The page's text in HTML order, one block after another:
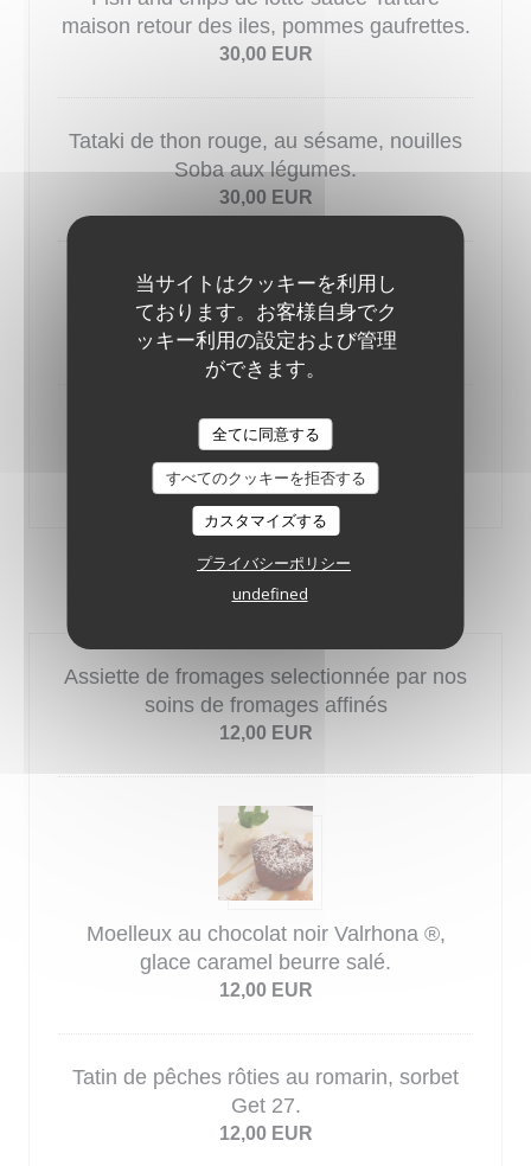
当サイトはクッキーを利用し
ております。お客様自身でク
ッキー利用の設定および管理
ができます。
全てに同意する
すべてのクッキーを拒否する
カスタマイズする
プライバシーポリシー
undefined
maison retour des iles, pommes gaufrettes.
30,00 EUR
Tataki de thon rouge, au sésame, nouilles
Soba aux légumes.
30,00 EUR
Poisson du moment
Consultez le chevalet
30,00 EUR
Suggestion du Chef
Consultez le chevalet
30,00 EUR
FROMAGES OU DESSERTS
Assiette de fromages selectionnée par nos
soins de fromages affinés
12,00 EUR
Moelleux au chocolat noir Valrhona ®,
glace caramel beurre salé.
12,00 EUR
Tatin de pêches rôties au romarin, sorbet
Get 27.
12,00 EUR
LE PAVILLON DE BAILLY